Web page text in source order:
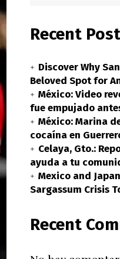
Recent
Discover Why
Beloved Spot for
México: Video
fue empujado
México: Marina
cocaína en
Celaya, Gto.:
ayuda a tu
Mexico and
Sargassum Crisis
Recent